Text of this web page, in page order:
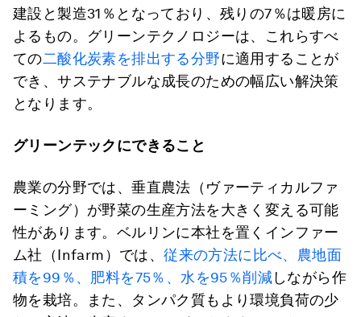
建設と製造31％となっており、残りの7％は暖房に
よるもの。グリーンテクノロジーは、これらすべ
ての二酸化炭素を排出する分野に適用することが
でき、サステナブルな成長のための幅広い解決策
となります。
グリーンテックにできること
農業の分野では、垂直農法（ヴァーティカルファ
ーミング）が野菜の生産方法を大きく変える可能
性があります。ベルリンに本社を置くインファー
ム社（Infarm）では、従来の方法に比べ、農地面
積を99％、肥料を75％、水を95％削減しながら作
物を栽培。また、タンパク質もより環境負荷の少